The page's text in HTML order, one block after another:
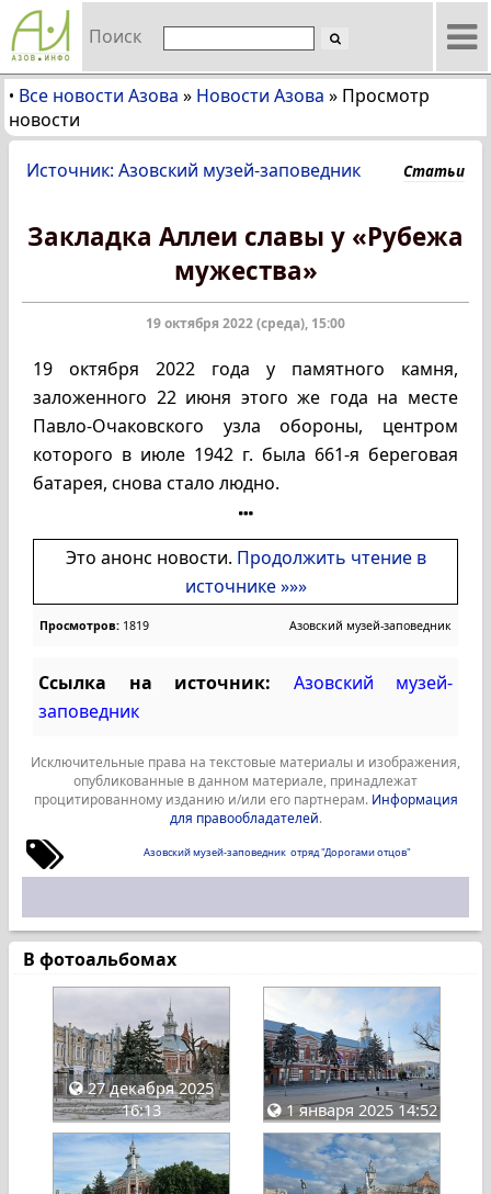
Поиск
• Все новости Азова » Новости Азова » Просмотр
новости
Источник: Азовский музей-заповедник Статьи
Закладка Аллеи славы у «Рубежа
мужества»
19 октября 2022 (среда), 15:00
19 октября 2022 года у памятного камня,
заложенного 22 июня этого же года на месте
Павло-Очаковского узла обороны, центром
которого в июле 1942 г. была 661-я береговая
батарея, снова стало людно.
Это анонс новости. Продолжить чтение в
источнике »»»
Просмотров: 1819 Азовский музей-заповедник
Ссылка на источник:
Азовский музей-
заповедник
Исключительные права на текстовые материалы и изображения,
опубликованные в данном материале, принадлежат
процитированному изданию и/или его партнерам. Информация
для правообладателей.
Азовский музей-заповедник отряд "Дорогами отцов"
В фотоальбомах
27 декабря 2025
16:13
1 января 2025 14:52